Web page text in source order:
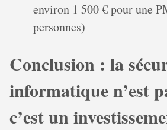
environ 1 500 € pour une
personnes)
Conclusion : la
informatique n’est
c’est un